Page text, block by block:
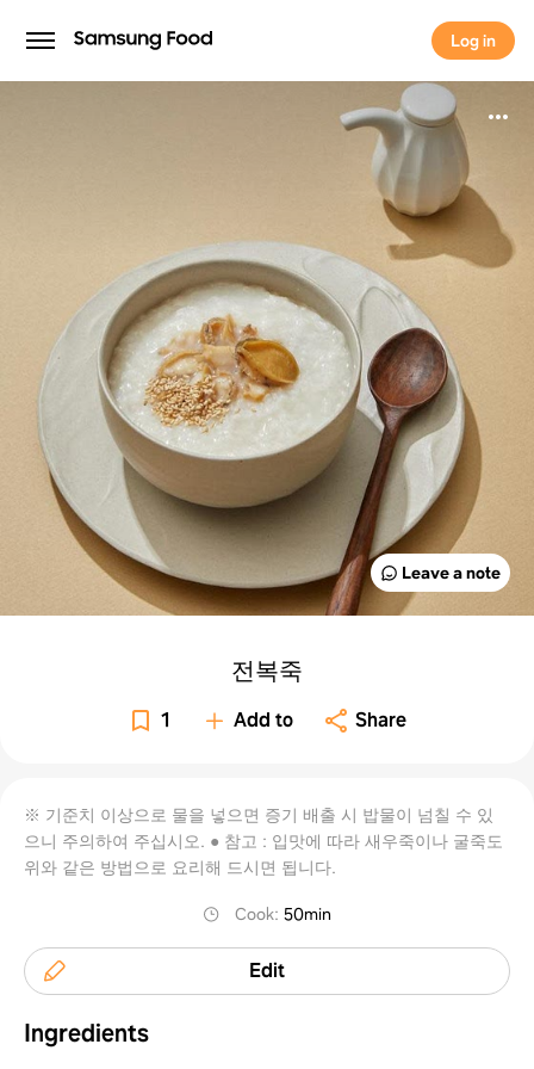
Log in
Log in
Leave a note
전복죽
1 Add to Share
※ 기준치 이상으로 물을 넣으면 증기 배출 시 밥물이 넘칠 수 있
으니 주의하여 주십시오. ● 참고 : 입맛에 따라 새우죽이나 굴죽도
위와 같은 방법으로 요리해 드시면 됩니다.
Cook:50min
Edit
Ingredients